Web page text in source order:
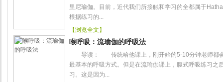
里尼瑜伽。目前，近代我们所接触和学习的全都属于
根据练习的...
【浏览全文】
喉呼吸：流瑜伽的呼吸法
导读： 传统哈他课上，刚开始的5-10分钟老师都会
最基本的呼吸方式。但是在流瑜伽课上，腹式呼吸练习之
习。这是因为...